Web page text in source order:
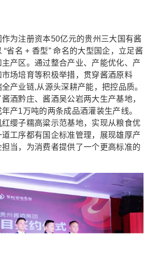
注册资本50亿元的贵州三大国有酱
省名 + 香型” 命名的大型国企，立足酱
产区。通过整合产业、产能优化、产
场培育等积极举措，贯穿酱酒原料
产业链,从源头深耕产能，把控品质。
酒黔庄、酱酒吴公岩两大生产基地，
产1万吨的两条成品酒灌装生产线。
缨子糯高粱示范基地，实现从粮食优
工序都有国企标准管理，展现雄厚产
当，为消费者提供了一个更高标准的